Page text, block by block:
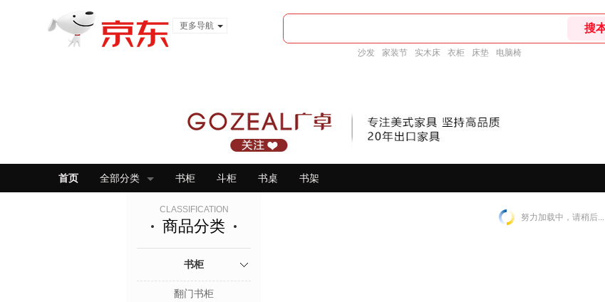
更多导航
沙发 家装节 实木床 衣柜 床垫 电脑椅
首页 全部分类 书柜 斗柜 书桌 书架
CLASSIFICATION
商品分类
书柜
翻门书柜
努力加载中，请稍后...